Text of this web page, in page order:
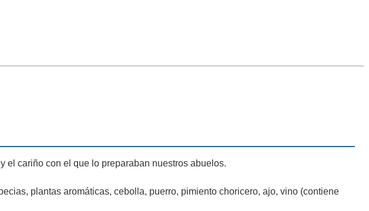
el cariño con el que lo preparaban nuestros abuelos.
plantas aromáticas, cebolla, puerro, pimiento choricero, ajo, vino (contiene